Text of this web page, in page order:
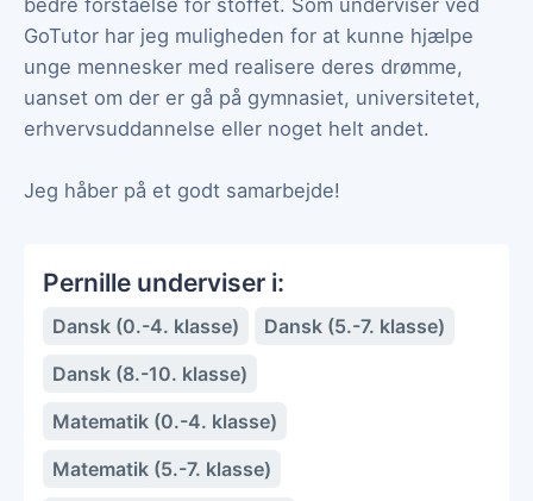
GoTutor har jeg muligheden for at kunne hjælpe
unge mennesker med realisere deres drømme,
uanset om der er gå på gymnasiet, universitetet,
erhvervsuddannelse eller noget helt andet.
Jeg håber på et godt samarbejde!
Pernille underviser i:
Dansk (0.-4. klasse)
Dansk (5.-7. klasse)
Dansk (8.-10. klasse)
Matematik (0.-4. klasse)
Matematik (5.-7. klasse)